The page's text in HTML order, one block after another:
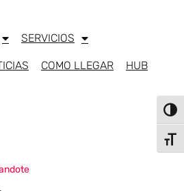
SERVICIOS
COMO LLEGAR HUB